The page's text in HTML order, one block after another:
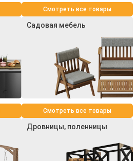
Смотреть все товары
Садовая мебель
Смотреть все товары
Дровницы, поленницы